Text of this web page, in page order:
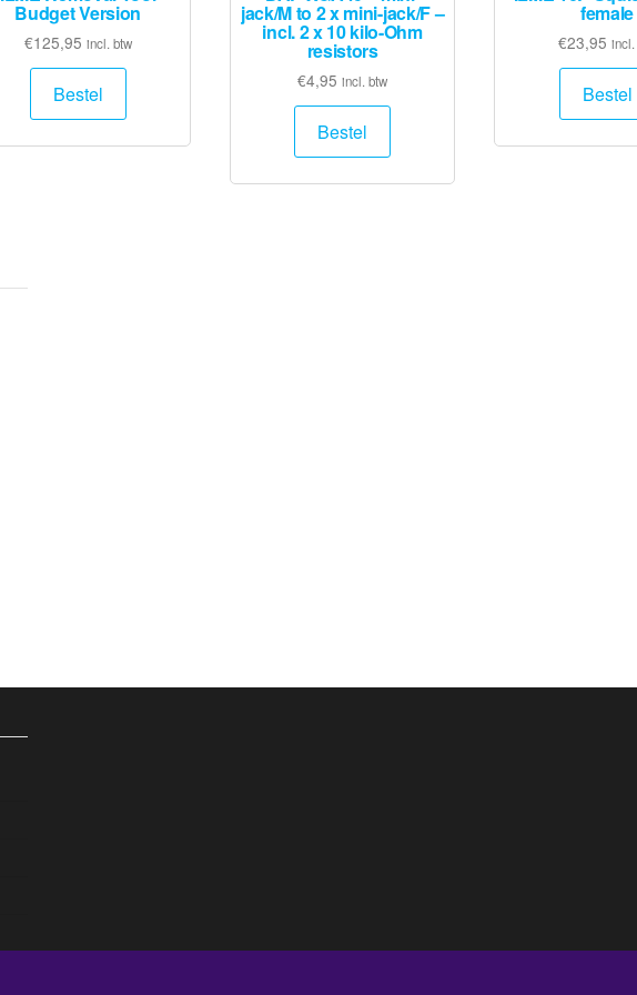
Budget Version
€125,95 incl. btw
Bestel
jack/M to 2 x mini-jack/F –
incl. 2 x 10 kilo-Ohm
resistors
€4,95 incl. btw
Bestel
female
€23,95 incl.
Bestel